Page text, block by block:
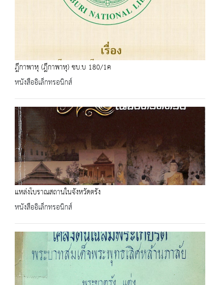
ฎีกาพาหุ (ฎีกาพาหุ) ชบ.บ 180/1ค
หนังสืออิเล็กทรอนิกส์
แหล่งโบราณสถานในจังหวัดตรัง
หนังสืออิเล็กทรอนิกส์